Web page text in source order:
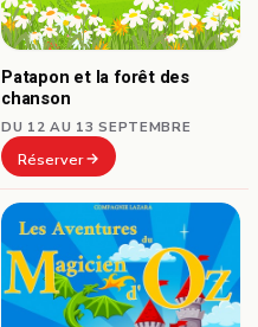
Patapon et la forêt des
chanson
DU 12 AU 13 SEPTEMBRE
Réserver